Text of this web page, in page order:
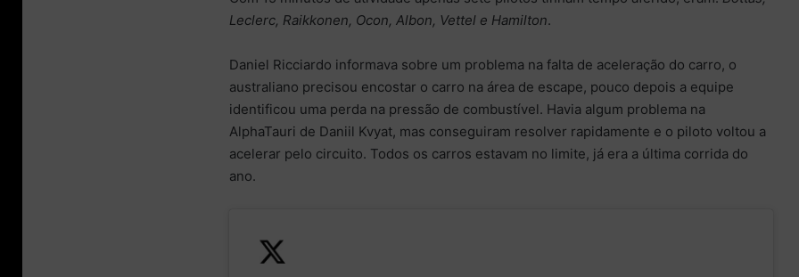
Leclerc, Raikkonen, Ocon, Albon, Vettel e Hamilton.
Daniel Ricciardo informava sobre um problema na falta de aceleração do carro, o
australiano precisou encostar o carro na área de escape, pouco depois a equipe
identificou uma perda na pressão de combustível. Havia algum problema na
AlphaTauri de Daniil Kvyat, mas conseguiram resolver rapidamente e o piloto voltou a
acelerar pelo circuito. Todos os carros estavam no limite, já era a última corrida do
ano.